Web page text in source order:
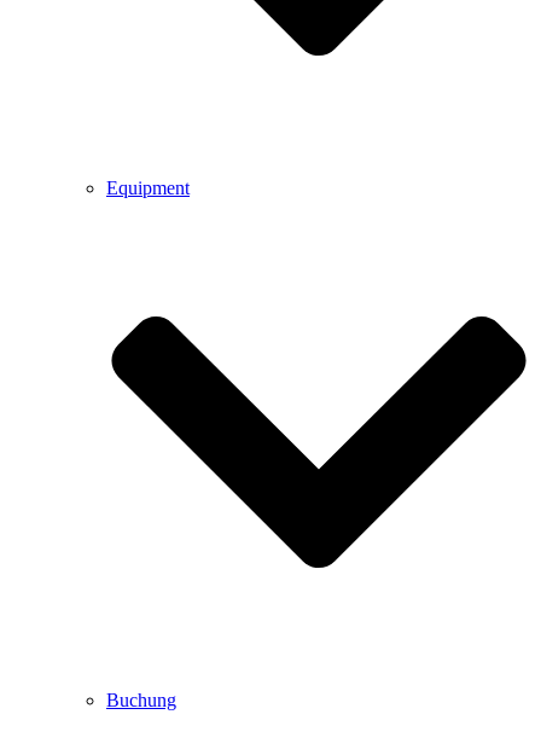
Equipment
Buchung